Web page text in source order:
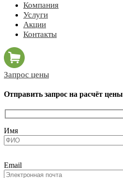
Компания
Услуги
Акции
Контакты
Запрос цены
Отправить запрос на расчёт цены
Имя
Email